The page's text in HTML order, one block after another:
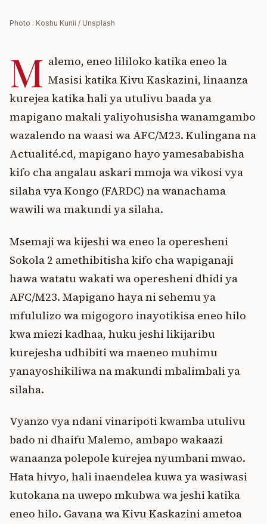
Photo : Koshu Kunii / Unsplash
M alemo, eneo lililoko katika eneo la
Masisi katika Kivu Kaskazini, linaanza
kurejea katika hali ya utulivu baada ya
mapigano makali yaliyohusisha wanamgambo
wazalendo na waasi wa AFC/M23. Kulingana na
Actualité.cd, mapigano hayo yamesababisha
kifo cha angalau askari mmoja wa vikosi vya
silaha vya Kongo (FARDC) na wanachama
wawili wa makundi ya silaha.
Msemaji wa kijeshi wa eneo la operesheni
Sokola 2 amethibitisha kifo cha wapiganaji
hawa watatu wakati wa operesheni dhidi ya
AFC/M23. Mapigano haya ni sehemu ya
mfululizo wa migogoro inayotikisa eneo hilo
kwa miezi kadhaa, huku jeshi likijaribu
kurejesha udhibiti wa maeneo muhimu
yanayoshikiliwa na makundi mbalimbali ya
silaha.
Vyanzo vya ndani vinaripoti kwamba utulivu
bado ni dhaifu Malemo, ambapo wakaazi
wanaanza polepole kurejea nyumbani mwao.
Hata hivyo, hali inaendelea kuwa ya wasiwasi
kutokana na uwepo mkubwa wa jeshi katika
eneo hilo. Gavana wa Kivu Kaskazini ametoa